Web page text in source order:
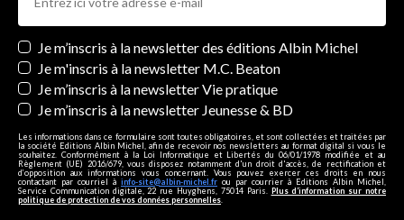
Newsletters
Je m’inscris à la newsletter des éditions Albin Michel
Je m'inscris à la newsletter M.C. Beaton
Je m’inscris à la newsletter Vie pratique
Je m’inscris à la newsletter Jeunesse & BD
Les informations dans ce formulaire sont toutes obligatoires, et sont collectées et traitées par
la société Editions Albin Michel, afin de recevoir nos newsletters au format digital si vous le
souhaitez. Conformément à la Loi Informatique et Libertés du 06/01/1978 modifiée et au
Règlement (UE) 2016/679, vous disposez notamment d'un droit d'accès, de rectification et
d’opposition aux informations vous concernant. Vous pouvez exercer ces droits en nous
contactant par courriel à info-site@albin-michel.fr ou par courrier à Editions Albin Michel,
Service Communication digitale, 22 rue Huyghens, 75014 Paris. Plus d’information sur notre
politique de protection de vos données personnelles